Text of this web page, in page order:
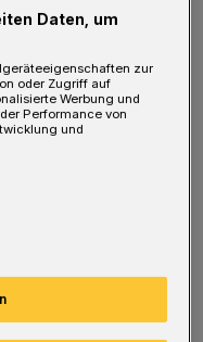
um
Städte auf
die
besuchen!“
Zug zum
Daten, um
zur
oder Zugriff auf
Werbung und
Performance von
und